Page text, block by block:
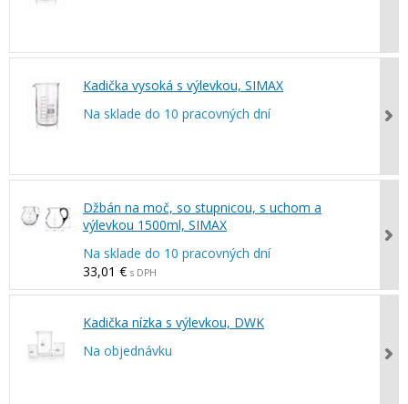
Kadička vysoká s výlevkou, SIMAX
Na sklade do 10 pracovných dní
Džbán na moč, so stupnicou, s uchom a
výlevkou 1500ml, SIMAX
Na sklade do 10 pracovných dní
33,01 € s DPH
Kadička nízka s výlevkou, DWK
Na objednávku